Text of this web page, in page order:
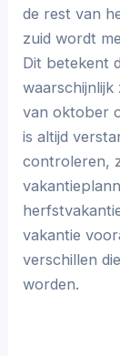
de rest van
zuid wordt
Dit betekent
waarschijnlijk
van oktober
is altijd
controleren,
vakantie
verschillen
worden.